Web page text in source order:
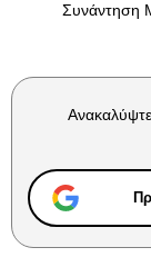
Συνάντηση